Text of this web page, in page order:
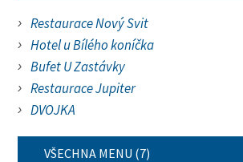
Restaurace Nový Svit
Hotel u Bílého koníčka
Bufet U Zastávky
Restaurace Jupiter
DVOJKA
VŠECHNA MENU (7)